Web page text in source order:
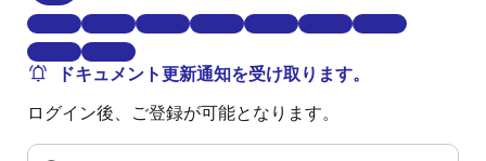
ドキュメント更新通知を受け取ります。
ログイン後、ご登録が可能となります。